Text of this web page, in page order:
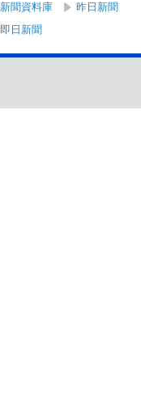
新聞資料庫 昨日新聞
即日新聞